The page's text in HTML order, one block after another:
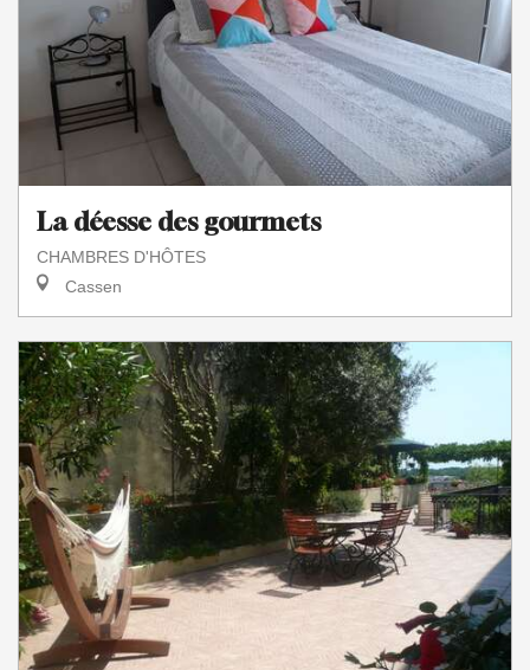
La déesse des gourmets
CHAMBRES D'HÔTES
Cassen